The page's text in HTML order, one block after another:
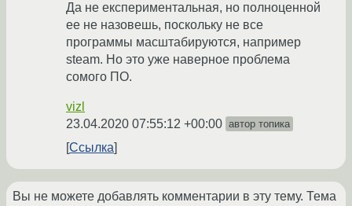
Да не експериментальная, но полноценной
ее не назовешь, поскольку не все
программы масштабируются, например
steam. Но это уже наверное проблема
сомого ПО.
vizl
23.04.2020 07:55:12 +00:00 автор топика
Ссылка
Вы не можете добавлять комментарии в эту тему. Тема